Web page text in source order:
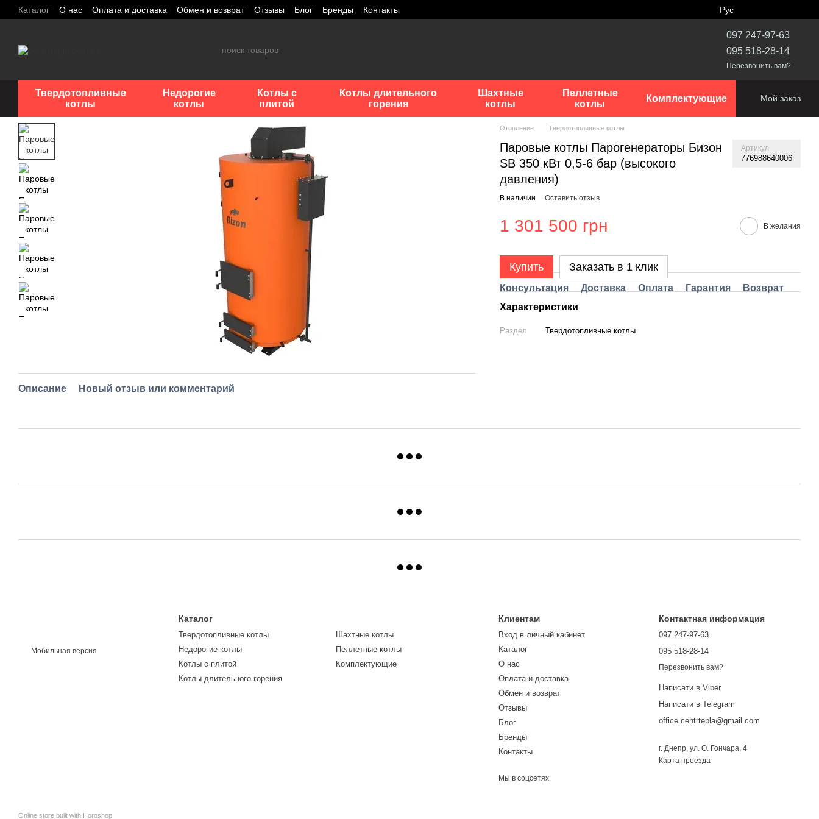
Перейти к основному контенту
Каталог О нас Оплата и доставка Обмен и возврат Отзывы Блог Бренды Контакты Рус
097 247-97-63
095 518-28-14
Перезвонить вам?
Твердотопливные
котлы
Недорогие
котлы
Котлы с
плитой
Котлы длительного
горения
Шахтные
котлы
Пеллетные
котлы
Комплектующие Мой заказ
Описание Новый отзыв или комментарий
Отопление Твердотопливные котлы
Паровые котлы Парогенераторы Бизон
SB 350 кВт 0,5-6 бар (высокого
давления)
Артикул
776988640006
В наличии Оставить отзыв
1 301 500 грн В желания
Купить Заказать в 1 клик
Консультация Доставка Оплата Гарантия
Возврат
Характеристики
Раздел Твердотопливные котлы
Мобильная версия
Online store built with Horoshop
Каталог
Твердотопливные котлы
Недорогие котлы
Котлы с плитой
Котлы длительного горения
Шахтные котлы
Пеллетные котлы
Комплектующие
Клиентам
Вход в личный кабинет
Каталог
О нас
Оплата и доставка
Обмен и возврат
Отзывы
Блог
Бренды
Контакты
Мы в соцсетях
Контактная информация
097 247-97-63
095 518-28-14
Перезвонить вам?
Написати в Viber
Написати в Telegram
office.centrtepla@gmail.com
г. Днепр, ул. О. Гончара, 4
Карта проезда